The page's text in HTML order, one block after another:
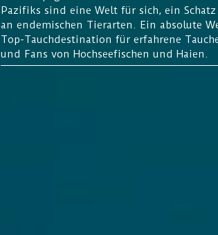
Pazifiks sind eine Welt für sich, ein Schatz
an endemischen Tierarten. Ein absolute
Top-Tauchdestination für erfahrene
und Fans von Hochseefischen und Haien.